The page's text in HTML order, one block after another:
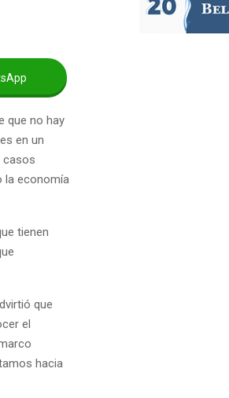
que no hay
en un
casos
la economía
tienen
que
el
hacia